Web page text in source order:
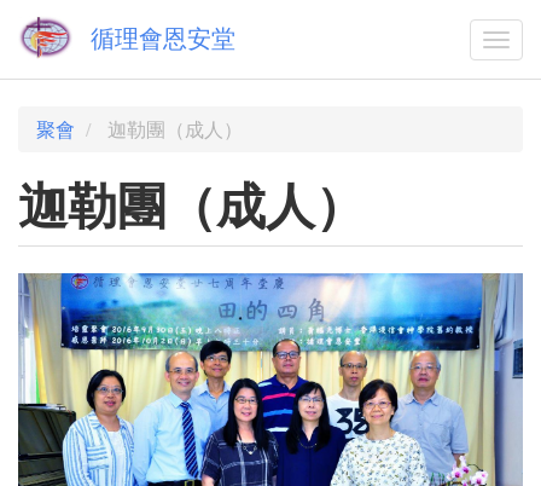
main
循理會恩安堂
聚會 迦勒團（成人）
迦勒團（成人）